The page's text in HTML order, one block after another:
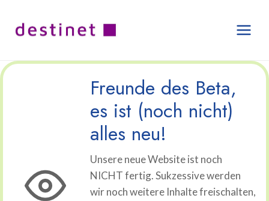
Inhalt
springen
Freunde des Beta,
es ist (noch nicht)
alles neu!
Unsere neue Website ist noch
NICHT fertig. Sukzessive werden
wir noch weitere Inhalte freischalten,